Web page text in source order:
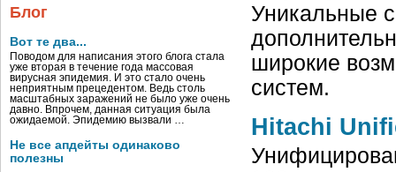
Блог
Вот те два...
Поводом для написания этого блога стала
уже вторая в течение года массовая
вирусная эпидемия. И это стало очень
неприятным прецедентом. Ведь столь
масштабных заражений не было уже очень
давно. Впрочем, данная ситуация была
ожидаемой. Эпидемию вызвали …
Не все апдейты одинаково
полезны
Уникальные
широкие
систем.
Hitachi